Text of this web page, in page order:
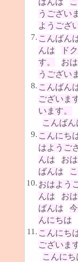
うござい
ようござ
7. こんばん
んは
ド
す。
お
うござい
8. こんばん
ございま
います。
こんばん
9. こんにち
はようご
んは
お
ばんは
10. おはよう
んは
お
ばんは
んにちは
11. こんにち
ございま
こんにち